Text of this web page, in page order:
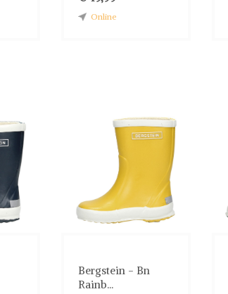
Online
Bergstein - Bn
Rainb...